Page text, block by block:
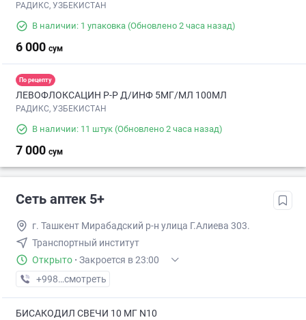
РАДИКС, УЗБЕКИСТАН
В наличии: 1 упаковка (Обновлено 2 часа назад)
6 000 сум
По рецепту
ЛЕВОФЛОКСАЦИН Р-Р Д/ИНФ 5МГ/МЛ 100МЛ
РАДИКС, УЗБЕКИСТАН
В наличии: 11 штук (Обновлено 2 часа назад)
7 000 сум
Сеть аптек 5+
г. Ташкент Мирабадский р-н улица Г.Алиева 303.
Транспортный институт
Открыто · Закроется в 23:00
+998 (71) XXX-XX-XX
смотреть
БИСАКОДИЛ СВЕЧИ 10 МГ N10